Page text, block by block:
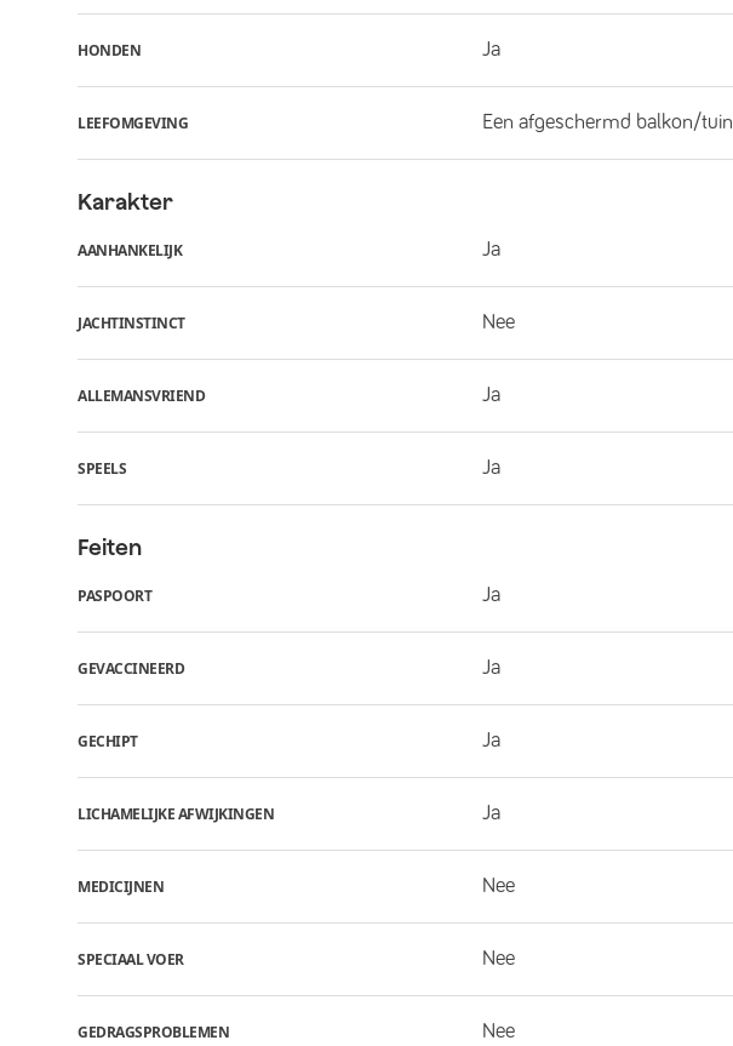
HONDEN Ja
LEEFOMGEVING Een afgeschermd balkon/tuin
Karakter
AANHANKELIJK Ja
JACHTINSTINCT Nee
ALLEMANSVRIEND Ja
SPEELS Ja
Feiten
PASPOORT Ja
GEVACCINEERD Ja
GECHIPT Ja
LICHAMELIJKE AFWIJKINGEN Ja
MEDICIJNEN Nee
SPECIAAL VOER Nee
GEDRAGSPROBLEMEN Nee